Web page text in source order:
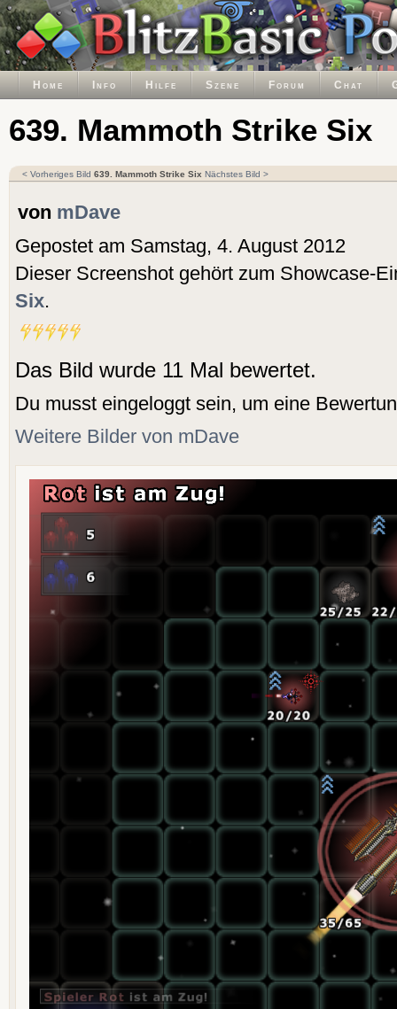
Home Info Hilfe Szene Forum Chat
639. Mammoth Strike Six
< Vorheriges Bild 639. Mammoth Strike Six Nächstes Bild >
von mDave
Gepostet am Samstag, 4. August 2012
Dieser Screenshot gehört zum Showcase-
Six.
Das Bild wurde 11 Mal bewertet.
Du musst eingeloggt sein, um eine
Weitere Bilder von mDave